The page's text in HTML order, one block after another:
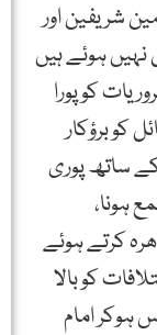
شریفین اور
ہوئے ہیں
کو پورا
کو برؤکار
ساتھ پوری
ہونا،
کرتے ہوئے
کو بالا
ہوکر امام